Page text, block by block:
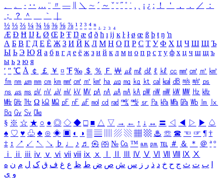
、
。 · ‥ … ¨ 〃 ― ＼ ∼ ´ ～ ˇ ˘ ˝ ˚ ˙ ¸ ¡ ¿ ː ！ ＇ ， ． ／
：
；
？ ＾ ｀
½ ⅓ ⅔ ¼ ¾ ⅛ ⅜ ⅝ ⅞ ¹ ² ³ ⁴ ⁿ ₁ ₂ ₃ ₄
Æ Ð Ħ Ĳ Ł Ø Œ Þ Ŧ Ŋ æ đ ð ħ ı ĳ ĸ ŀ ł ø œ ß þ ŧ ŋ ŉ
А Б В Г Д Е Ё Ж З И Й К Л М Н О П Р С Т У Ф Х Ц Ч Ш Щ Ъ
Ы Ь Э Ю Я а б в г д е ё ж з и й к л м н о п р с т у ф х ц ч ш щ ъ
ы ь э ю я
′ ″ ℃ Å ￠ ￡ ￥ ¤ ℉ ‰ ＄ ％ Ｆ ￦ ㎕ ㎖ ㎗ ℓ ㎘ ㏄ ㎣ ㎤ ㎥ ㎦
㎙ ㎚ ㎛ ㎜ ㎝ ㎞ ㎟ ㎠ ㎡ ㎢ ㏊ ㎍ ㎎ ㎏ ㏏ ㎈ ㎉ ㏈ ㎧ ㎨ ㎰
㎱ ㎲ ㎳ ㎴ ㎵ ㎶ ㎷ ㎸ ㎹ ㎀ ㎁ ㎂ ㎃ ㎄ ㎺ ㎻ ㎽ ㎾ ㎿ ㎐ ㎑
㎒ ㎓ ㎔ Ω ㏀ ㏁ ㎊ ㎋ ㎌ ㏖ ㏅ ㎭ ㎮ ㎯ ㏛ ㎩ ㎪ ㎫ ㎬ ㏝ ㏐
㏓
㏃ ㏉ ㏜ ㏆
§ ※ ☆ ★ ○ ● ◎ ◇ ◆ □ ■ △ ▽ → ← ↑ ↓ ↔ 〓 ◁ ◀ ▷ ▶ ♤
♠ ♡ ♥ ♧ ♣ ⊙ ◈ ▣ ◐ ◑ ▒ ▤ ▨ ▧ ▦ ▩ ♨ ☏ ☎ ☜ ☞ ¶ †
‡ ↕ ↗ ↙ ↖ ↘ ♭ ♩ ♪ ♬ ㉿ ㈜ № ㏇ ™ ㏂ ㏘ ℡ ＃ ＆ ＊ ＠ ª º
ⅰ
ⅱ ⅲ ⅳ ⅴ ⅵ ⅶ ⅷ ⅸ ⅹ Ⅳ Ⅴ Ⅵ Ⅶ Ⅷ Ⅸ Ⅹ
ب ت ث ج ح خ د ذ ر ز س ش ص ض ط ظ ع غ ف ق ک ل م ن ه
و ی